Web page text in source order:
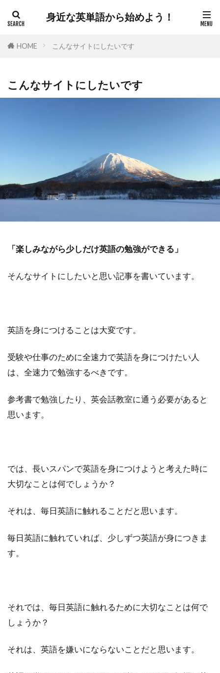
身近な英単語から始めよう！
HOME こんなサイトにしたいです
こんなサイトにしたいです
「楽しみながら少しだけ英語の勉強ができる」
そんなサイトにしたいと思い記事を書いています。
英語を身につけることは大変です。
受験や仕事のために全速力で英語を身につけたい人
は、全速力で勉強するべきです。
参考書で勉強したり、英会話教室に通う必要があると
思います。
では、長いスパンで英語を身につけようと考えた時に
大切なことは何でしょうか？
それは、毎日英語に触れることだと思います。
毎日英語に触れていれば、少しずつ英語が身につきま
す。
それでは、毎日英語に触れるために大切なことは何で
しょうか？
それは、英語を嫌いにならないことだと思います。